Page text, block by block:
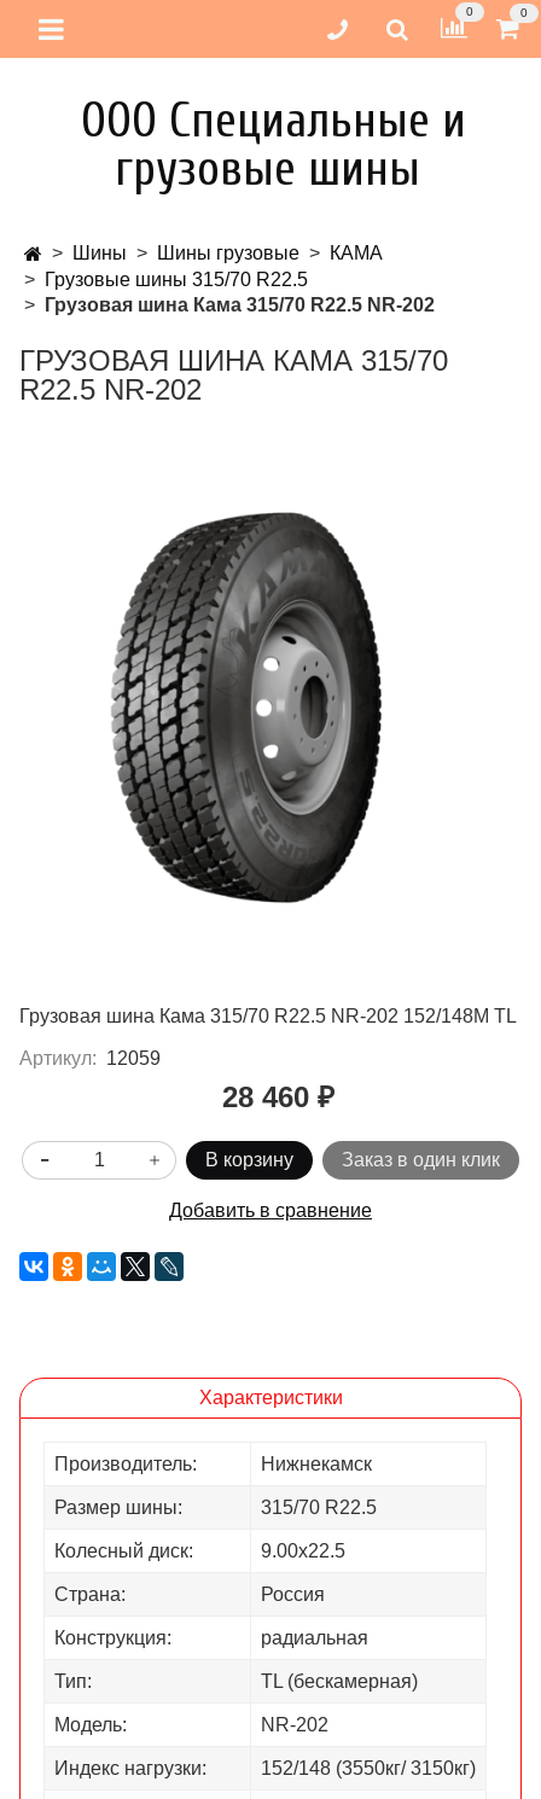
0 0
ООО Специальные и
грузовые шины
Шины Шины грузовые
КАМА
Грузовые шины 315/70 R22.5
Грузовая шина Кама 315/70 R22.5 NR-202
ГРУЗОВАЯ ШИНА КАМА 315/70
R22.5 NR-202
Грузовая шина Кама 315/70 R22.5 NR-202 152/148M TL
Артикул: 12059
28 460 ₽
В корзину Заказ в один клик
Добавить в сравнение
Характеристики
Производитель: Нижнекамск
Размер шины: 315/70 R22.5
Колесный диск: 9.00х22.5
Страна: Россия
Конструкция: радиальная
Тип: TL (бескамерная)
Модель: NR-202
Индекс нагрузки: 152/148 (3550кг/ 3150кг)